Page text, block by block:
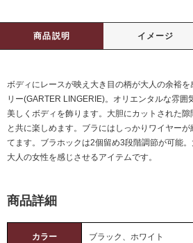
商品説明 イメージ
ボディにレースが映え大き目の柄が大人の余裕
リー(GARTER LINGERIE)。オリエンタルな雰囲
美しくボディを飾ります。大胆にカットされた
と共に楽しめます。ブラにはしっかりワイヤー
てます。ブラホックは2個留め3段階調節が可能
大人の女性を感じさせるアイテムです。
商品詳細
カラー ブラック、ホワイト